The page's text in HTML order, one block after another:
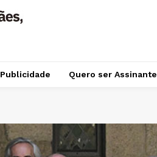
Publicidade Quero ser Assinante